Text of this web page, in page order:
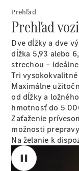
úžitkových
vozidiel
Vito
Všetky Vito
Vito
Skriňové
vozidlo
Vito Mixto
Vito Tourer
Prehľad
Prehľad
Dve dĺžky a dve
dĺžka 5,93 alebo
strechou –
Tri vysokokvalitné
Maximálne
od dĺžky a
hmotnosť do 5
Zaťaženie
možnosti
Na želanie k